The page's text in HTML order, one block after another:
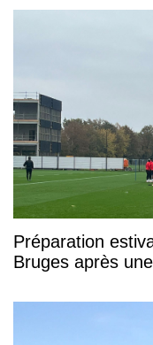
Préparation
Bruges après